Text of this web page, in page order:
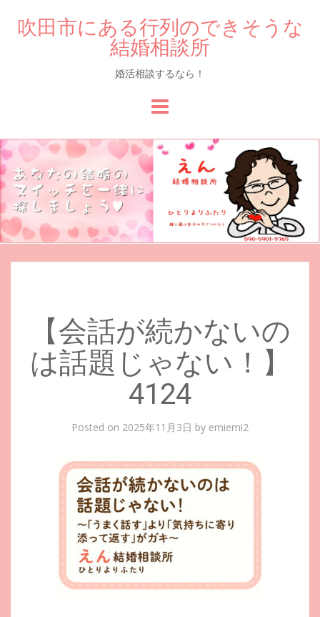
吹田市にある行列のできそうな
結婚相談所
婚活相談するなら！
to
content
【会話が続かないの
は話題じゃない！】
4124
Posted on 2025年11月3日 by emiemi2